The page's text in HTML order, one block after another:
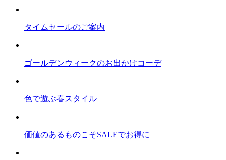
タイムセールのご案内
ゴールデンウィークのお出かけコーデ
色で遊ぶ春スタイル
価値のあるものこそSALEでお得に